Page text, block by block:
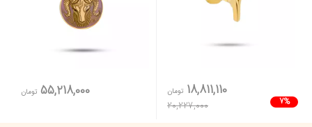
7%
18,811,110 تومان
20,227,000
55,218,000 تومان